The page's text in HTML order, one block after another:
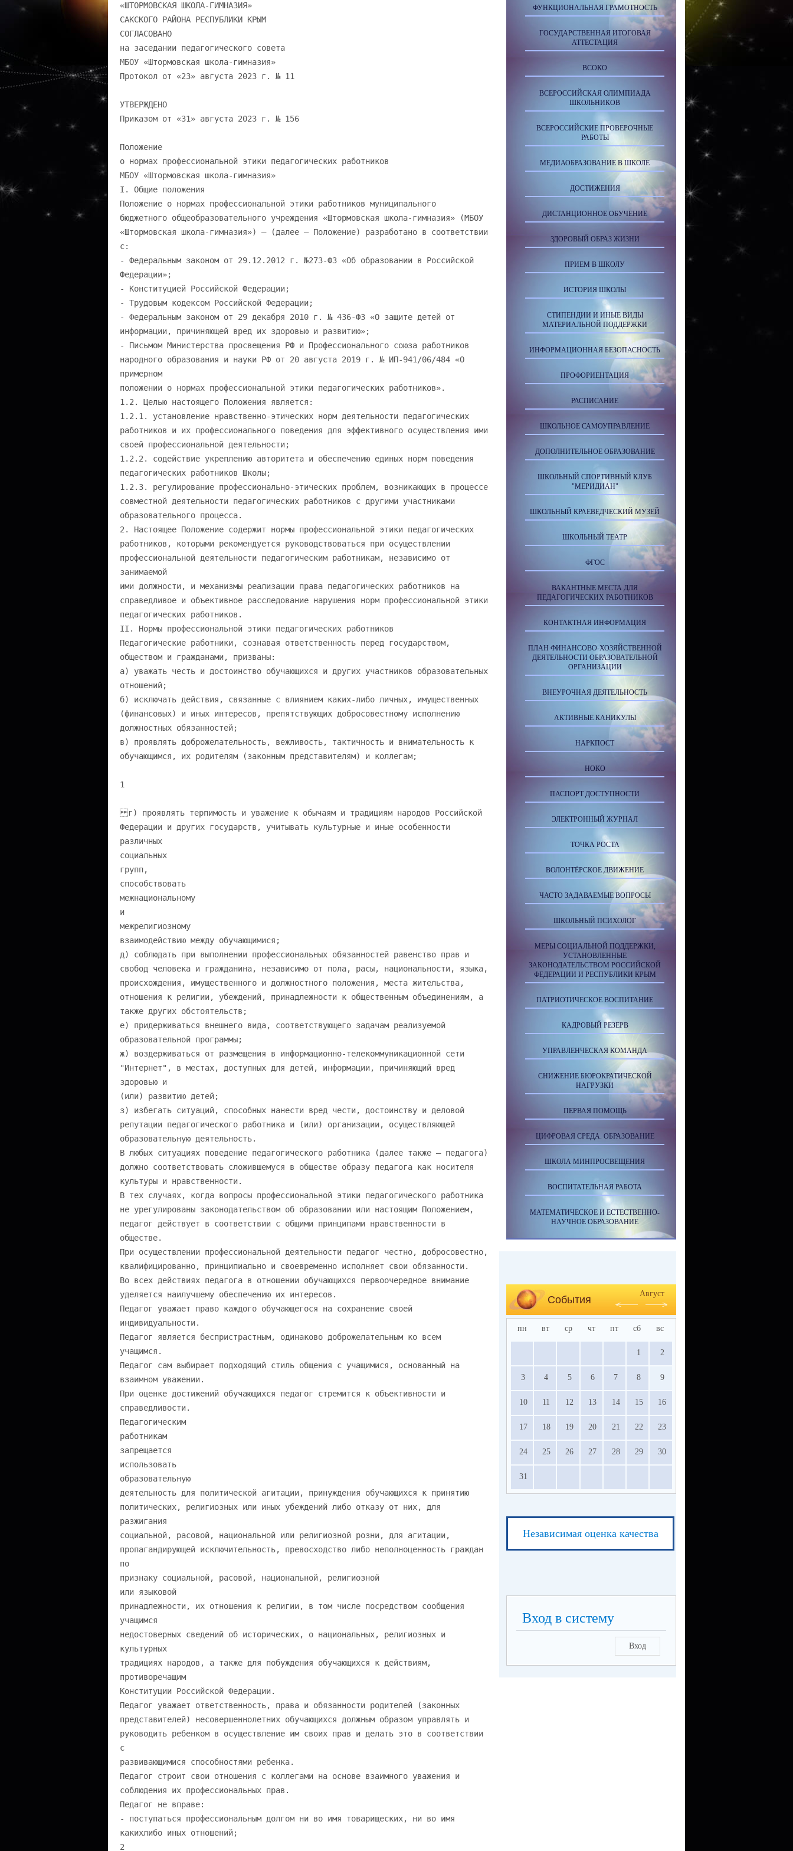
ФУНКЦИОНАЛЬНАЯ ГРАМОТНОСТЬ
ГОСУДАРСТВЕННАЯ ИТОГОВАЯ
АТТЕСТАЦИЯ
ВСОКО
ВСЕРОССИЙСКАЯ ОЛИМПИАДА
ШКОЛЬНИКОВ
ВСЕРОССИЙСКИЕ ПРОВЕРОЧНЫЕ
РАБОТЫ
МЕДИАОБРАЗОВАНИЕ В ШКОЛЕ
ДОСТИЖЕНИЯ
ДИСТАНЦИОННОЕ ОБУЧЕНИЕ
ЗДОРОВЫЙ ОБРАЗ ЖИЗНИ
ПРИЕМ В ШКОЛУ
ИСТОРИЯ ШКОЛЫ
СТИПЕНДИИ И ИНЫЕ ВИДЫ
МАТЕРИАЛЬНОЙ ПОДДЕРЖКИ
ИНФОРМАЦИОННАЯ БЕЗОПАСНОСТЬ
ПРОФОРИЕНТАЦИЯ
РАСПИСАНИЕ
ШКОЛЬНОЕ САМОУПРАВЛЕНИЕ
ДОПОЛНИТЕЛЬНОЕ ОБРАЗОВАНИЕ
ШКОЛЬНЫЙ СПОРТИВНЫЙ КЛУБ
"МЕРИДИАН"
ШКОЛЬНЫЙ КРАЕВЕДЧЕСКИЙ МУЗЕЙ
ШКОЛЬНЫЙ ТЕАТР
ФГОС
ВАКАНТНЫЕ МЕСТА ДЛЯ
ПЕДАГОГИЧЕСКИХ РАБОТНИКОВ
КОНТАКТНАЯ ИНФОРМАЦИЯ
ПЛАН ФИНАНСОВО-ХОЗЯЙСТВЕННОЙ
ДЕЯТЕЛЬНОСТИ ОБРАЗОВАТЕЛЬНОЙ
ОРГАНИЗАЦИИ
ВНЕУРОЧНАЯ ДЕЯТЕЛЬНОСТЬ
АКТИВНЫЕ КАНИКУЛЫ
НАРКПОСТ
НОКО
ПАСПОРТ ДОСТУПНОСТИ
ЭЛЕКТРОННЫЙ ЖУРНАЛ
ТОЧКА РОСТА
ВОЛОНТЁРСКОЕ ДВИЖЕНИЕ
ЧАСТО ЗАДАВАЕМЫЕ ВОПРОСЫ
ШКОЛЬНЫЙ ПСИХОЛОГ
МЕРЫ СОЦИАЛЬНОЙ ПОДДЕРЖКИ,
УСТАНОВЛЕННЫЕ
ЗАКОНОДАТЕЛЬСТВОМ РОССИЙСКОЙ
ФЕДЕРАЦИИ И РЕСПУБЛИКИ КРЫМ
ПАТРИОТИЧЕСКОЕ ВОСПИТАНИЕ
КАДРОВЫЙ РЕЗЕРВ
УПРАВЛЕНЧЕСКАЯ КОМАНДА
СНИЖЕНИЕ БЮРОКРАТИЧЕСКОЙ
НАГРУЗКИ
ПЕРВАЯ ПОМОЩЬ
ЦИФРОВАЯ СРЕДА. ОБРАЗОВАНИЕ
ШКОЛА МИНПРОСВЕЩЕНИЯ
ВОСПИТАТЕЛЬНАЯ РАБОТА
МАТЕМАТИЧЕСКОЕ И ЕСТЕСТВЕННО-
НАУЧНОЕ ОБРАЗОВАНИЕ
События
Август
пн вт ср чт пт сб вс
1 2
3 4 5 6 7 8 9
10 11 12 13 14 15 16
17 18 19 20 21 22 23
24 25 26 27 28 29 30
31
Независимая оценка качества
Вход в систему
Вход